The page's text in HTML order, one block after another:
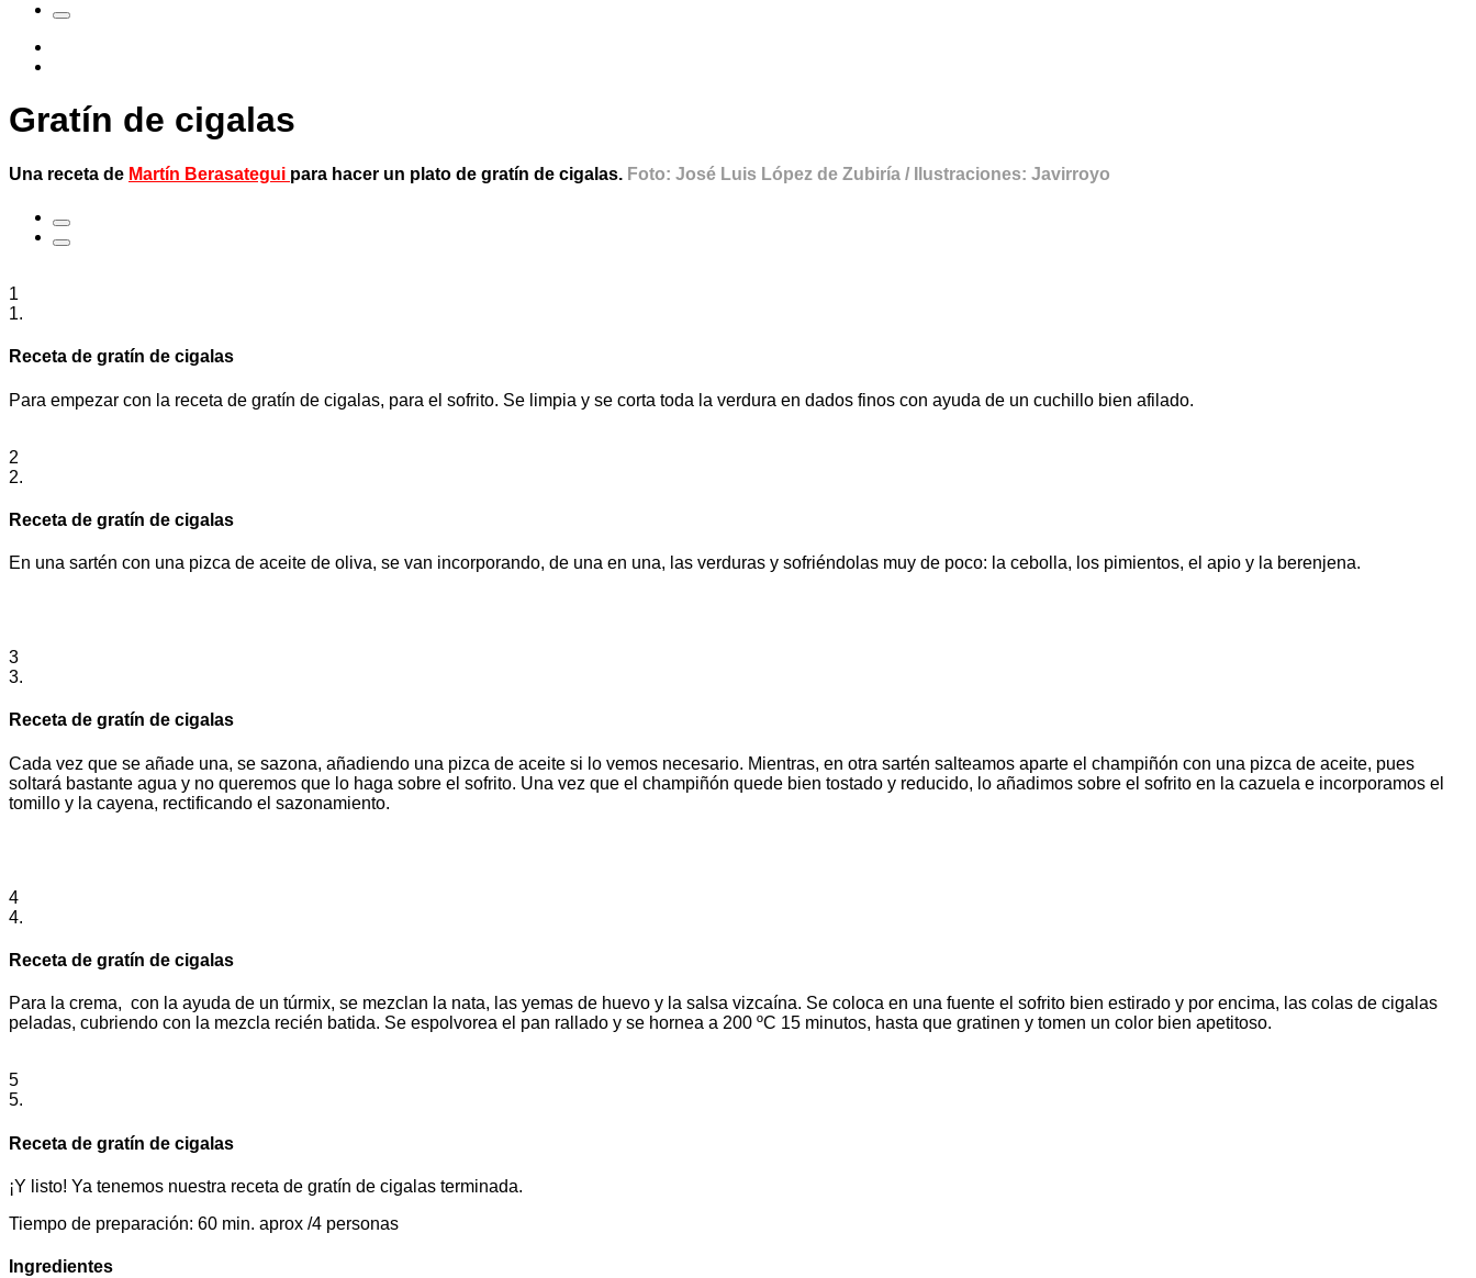
Gratín de cigalas
Una receta de Martín Berasategui para hacer un plato de gratín de cigalas. Foto: José Luis López de Zubiría / Ilustraciones: Javirroyo
1
1.
Receta de gratín de cigalas
Para empezar con la receta de gratín de cigalas, para el sofrito. Se limpia y se corta toda la verdura en dados finos con ayuda de un cuchillo bien afilado.
2
2.
Receta de gratín de cigalas
En una sartén con una pizca de aceite de oliva, se van incorporando, de una en una, las verduras y sofriéndolas muy de poco: la cebolla, los pimientos, el apio y la berenjena.
3
3.
Receta de gratín de cigalas
Cada vez que se añade una, se sazona, añadiendo una pizca de aceite si lo vemos necesario. Mientras, en otra sartén salteamos aparte el champiñón con una pizca de aceite, pues
soltará bastante agua y no queremos que lo haga sobre el sofrito. Una vez que el champiñón quede bien tostado y reducido, lo añadimos sobre el sofrito en la cazuela e incorporamos el
tomillo y la cayena, rectificando el sazonamiento.
4
4.
Receta de gratín de cigalas
Para la crema, con la ayuda de un túrmix, se mezclan la nata, las yemas de huevo y la salsa vizcaína. Se coloca en una fuente el sofrito bien estirado y por encima, las colas de cigalas
peladas, cubriendo con la mezcla recién batida. Se espolvorea el pan rallado y se hornea a 200 ºC 15 minutos, hasta que gratinen y tomen un color bien apetitoso.
5
5.
Receta de gratín de cigalas
¡Y listo! Ya tenemos nuestra receta de gratín de cigalas terminada.
Tiempo de preparación: 60 min. aprox /4 personas
Ingredientes